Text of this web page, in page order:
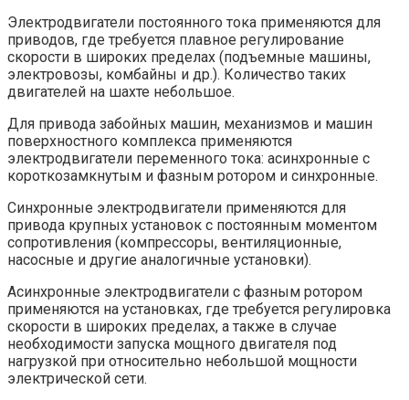
Электродвигатели постоянного тока применяются для
приводов, где требуется плавное регулирование
скорости в широких пределах (подъемные машины,
электровозы, комбайны и др.). Количество таких
двигателей на шахте небольшое.
Для привода забойных машин, механизмов и машин
поверхностного комплекса применяются
электродвигатели переменного тока: асинхронные с
короткозамкнутым и фазным ротором и синхронные.
Синхронные электродвигатели применяются для
привода крупных установок с постоянным моментом
сопротивления (компрессоры, вентиляционные,
насосные и другие аналогичные установки).
Асинхронные электродвигатели с фазным ротором
применяются на установках, где требуется регулировка
скорости в широких пределах, а также в случае
необходимости запуска мощного двигателя под
нагрузкой при относительно небольшой мощности
электрической сети.